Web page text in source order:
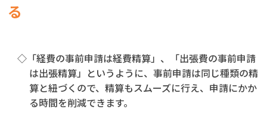
る
◇「経費の事前申請は経費精算」、「出張費の事前申請
は出張精算」というように、事前申請は同じ種類の精
算と紐づくので、精算もスムーズに行え、申請にかか
る時間を削減できます。